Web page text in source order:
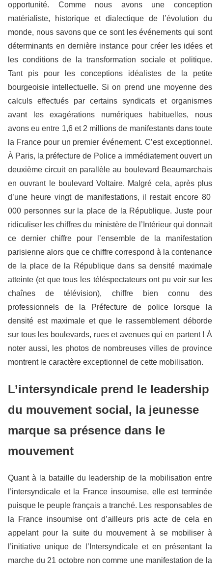
opportunité. Comme nous avons une conception
matérialiste, historique et dialectique de l’évolution du
monde, nous savons que ce sont les événements qui sont
déterminants en dernière instance pour créer les idées et
les conditions de la transformation sociale et politique.
Tant pis pour les conceptions idéalistes de la petite
bourgeoisie intellectuelle. Si on prend une moyenne des
calculs effectués par certains syndicats et organismes
avant les exagérations numériques habituelles, nous
avons eu entre 1,6 et 2 millions de manifestants dans toute
la France pour un premier événement. C’est exceptionnel.
À Paris, la préfecture de Police a immédiatement ouvert un
deuxième circuit en parallèle au boulevard Beaumarchais
en ouvrant le boulevard Voltaire. Malgré cela, après plus
d’une heure vingt de manifestations, il restait encore 80
000 personnes sur la place de la République. Juste pour
ridiculiser les chiffres du ministère de l’Intérieur qui donnait
ce dernier chiffre pour l’ensemble de la manifestation
parisienne alors que ce chiffre correspond à la contenance
de la place de la République dans sa densité maximale
atteinte (et que tous les téléspectateurs ont pu voir sur les
chaînes de télévision), chiffre bien connu des
professionnels de la Préfecture de police lorsque la
densité est maximale et que le rassemblement déborde
sur tous les boulevards, rues et avenues qui en partent ! À
noter aussi, les photos de nombreuses villes de province
montrent le caractère exceptionnel de cette mobilisation.
L’intersyndicale prend le leadership
du mouvement social, la jeunesse
marque sa présence dans le
mouvement
Quant à la bataille du leadership de la mobilisation entre
l’intersyndicale et la France insoumise, elle est terminée
puisque le peuple français a tranché. Les responsables de
la France insoumise ont d’ailleurs pris acte de cela en
appelant pour la suite du mouvement à se mobiliser à
l’initiative unique de l’Intersyndicale et en présentant la
marche du 21 octobre non comme une manifestation de la